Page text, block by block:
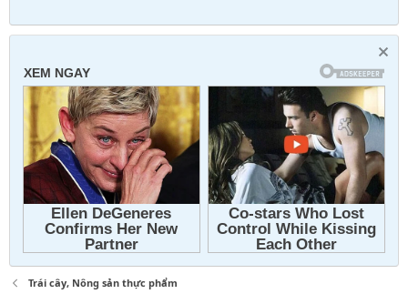
Trái cây, Nông sản thực phẩm